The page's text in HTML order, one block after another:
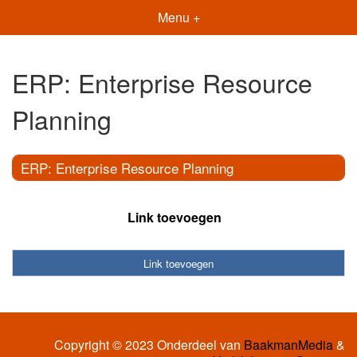
Menu +
ERP: Enterprise Resource
Planning
ERP: Enterprise Resource Planning
Link toevoegen
Link toevoegen
Copyright © 2023 Onderdeel van BaakmanMedia&